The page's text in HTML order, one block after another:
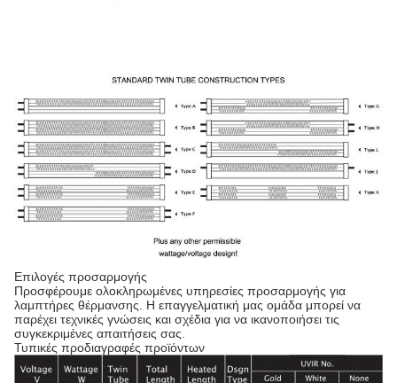
Επιλογές προσαρμογής
Προσφέρουμε ολοκληρωμένες υπηρεσίες προσαρμογής για
λαμπτήρες θέρμανσης. Η επαγγελματική μας ομάδα μπορεί να
παρέχει τεχνικές γνώσεις και σχέδια για να ικανοποιήσει τις
συγκεκριμένες απαιτήσεις σας.
Τυπικές προδιαγραφές προϊόντων